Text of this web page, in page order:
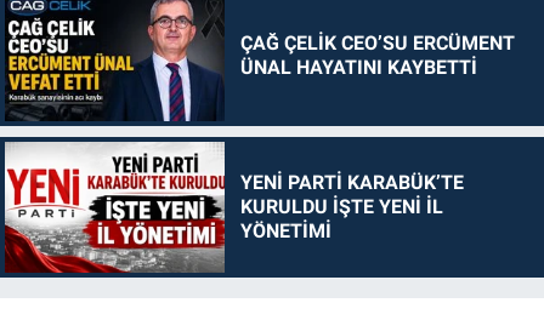
ÇAĞ ÇELİK CEO’SU ERCÜMENT
ÜNAL HAYATINI KAYBETTİ
YENİ PARTİ KARABÜK’TE
KURULDU İŞTE YENİ İL
YÖNETİMİ